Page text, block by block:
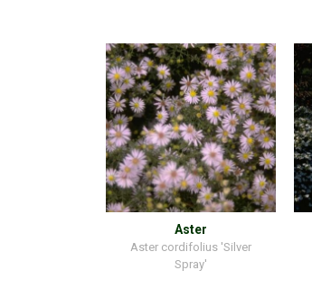
Aster
Aster cordifolius 'Silver
Spray'